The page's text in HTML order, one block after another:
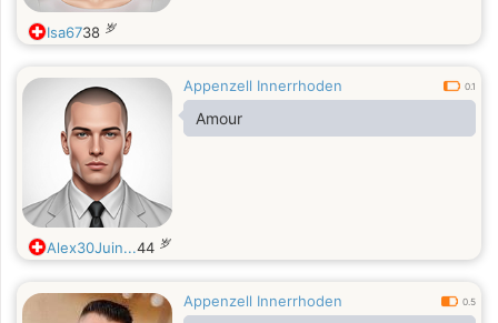
Isa6738 岁
Appenzell Innerrhoden 0.1
Amour
Alex30Juin...44 岁
Appenzell Innerrhoden 0.5